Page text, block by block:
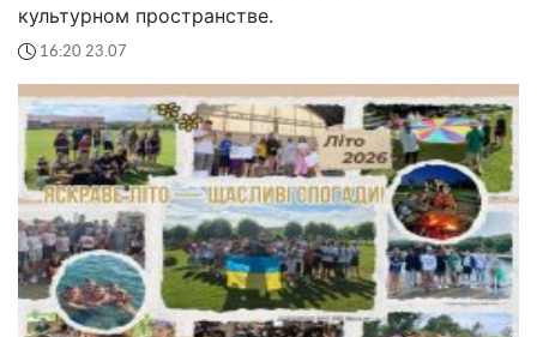
культурном пространстве.
16:20 23.07